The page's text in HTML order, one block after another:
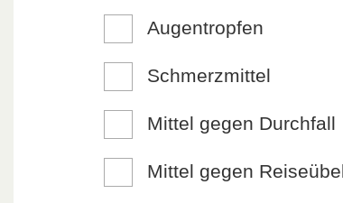
Augentropfen
Schmerzmittel
Mittel gegen Durchfall
Mittel gegen